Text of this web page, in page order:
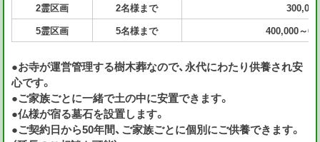
2霊区画
2名様まで
5霊区画
5名様まで 400,000～
●お寺が運営管理する樹木葬なので、永代にわたり供養され安
心です。
●ご家族ごとに一緒で土の中に安置できます。
●仏様が宿る墓石を設置します。
●ご契約日から50年間、ご家族ごとに個別にご供養できます。